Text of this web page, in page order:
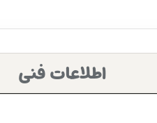
اطلاعات فنی